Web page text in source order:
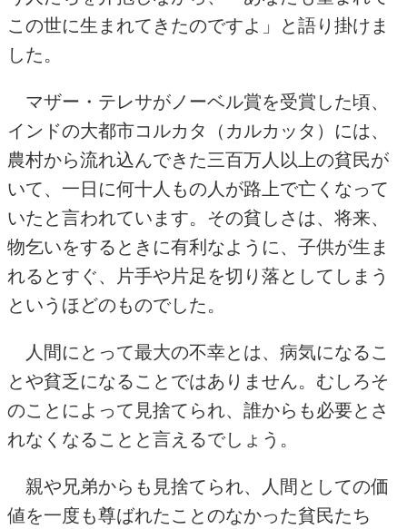
この世に生まれてきたのですよ」と語り掛けま
した。
マザー・テレサがノーベル賞を受賞した頃、
インドの大都市コルカタ（カルカッタ）には、
農村から流れ込んできた三百万人以上の貧民が
いて、一日に何十人もの人が路上で亡くなって
いたと言われています。その貧しさは、将来、
物乞いをするときに有利なように、子供が生ま
れるとすぐ、片手や片足を切り落としてしまう
というほどのものでした。
人間にとって最大の不幸とは、病気になるこ
とや貧乏になることではありません。むしろそ
のことによって見捨てられ、誰からも必要とさ
れなくなることと言えるでしょう。
親や兄弟からも見捨てられ、人間としての価
値を一度も尊ばれたことのなかった貧民たち